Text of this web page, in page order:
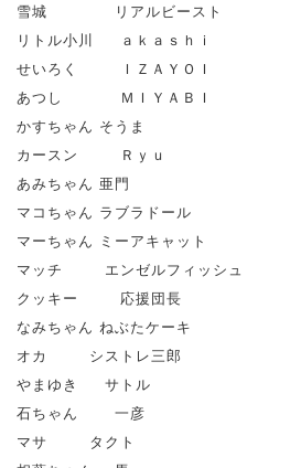
雪城 リアルビースト
リトル小川 ａｋａｓｈｉ
せいろく ＩＺＡＹＯＩ
あつし ＭＩＹＡＢＩ
かすちゃん そうま
カースン Ｒｙｕ
あみちゃん 亜門
マコちゃん ラブラドール
マーちゃん ミーアキャット
マッチ エンゼルフィッシュ
クッキー 応援団長
なみちゃん ねぶたケーキ
オカ シストレ三郎
やまゆき サトル
石ちゃん 一彦
マサ タクト